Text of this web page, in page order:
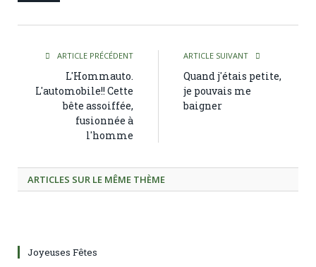
ARTICLE PRÉCÉDENT
L'Hommauto.
L'automobile!! Cette
bête assoiffée,
fusionnée à
l'homme
ARTICLE SUIVANT
Quand j'étais petite,
je pouvais me
baigner
ARTICLES SUR LE MÊME THÈME
Joyeuses Fêtes